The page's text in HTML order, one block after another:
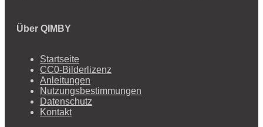
Über QIMBY
Startseite
CC0-Bilderlizenz
Anleitungen
Nutzungsbestimmungen
Datenschutz
Kontakt